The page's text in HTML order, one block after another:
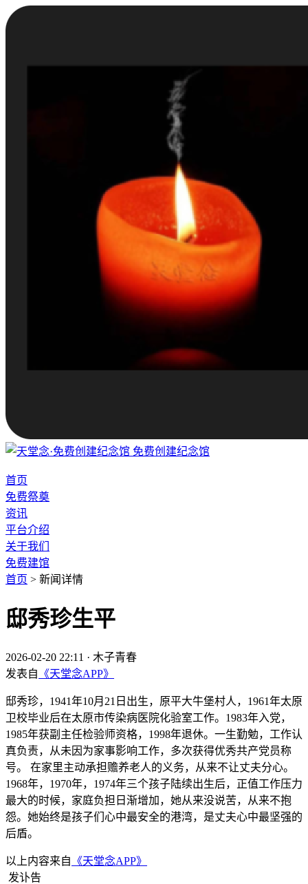
免费创建纪念馆
首页
免费祭奠
资讯
平台介绍
关于我们
免费建馆
首页 > 新闻详情
邸秀珍生平
2026-02-20 22:11 · 木子青春
发表自 《天堂念APP》
邸秀珍，1941年10月21日出生，原平大牛堡村人，1961年太原
卫校毕业后在太原市传染病医院化验室工作。1983年入党，
1985年获副主任检验师资格，1998年退休。一生勤勉，工作认
真负责，从未因为家事影响工作，多次获得优秀共产党员称
号。 在家里主动承担赡养老人的义务，从来不让丈夫分心。
1968年，1970年，1974年三个孩子陆续出生后，正值工作压力
最大的时候，家庭负担日渐增加，她从来没说苦，从来不抱
怨。她始终是孩子们心中最安全的港湾，是丈夫心中最坚强的
后盾。
以上内容来自 《天堂念APP》
发讣告